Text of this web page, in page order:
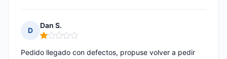
D
Dan S.
Nota: 1 de 5
Pedido llegado con defectos, propuse volver a pedir